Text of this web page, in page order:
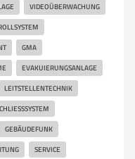
VIDEOÜBERWACHUNG
GMA
EVAKUIERUNGSANLAGE
LEITSTELLENTECHNIK
GEBÄUDEFUNK
SERVICE